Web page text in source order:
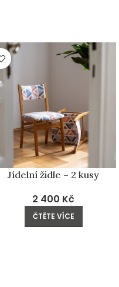
PRODÁNO
Jídelní židle – 2 kusy
2 400 Kč
ČTĚTE VÍCE